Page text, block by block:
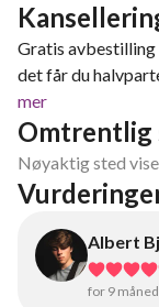
Gratis
det får du
mer
Omtrentlig
Nøyaktig sted
Albert
for 9